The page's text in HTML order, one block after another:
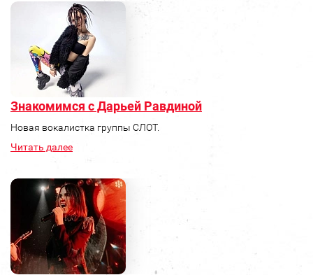
Знакомимся с Дарьей Равдиной
Новая вокалистка группы СЛОТ.
Читать далее